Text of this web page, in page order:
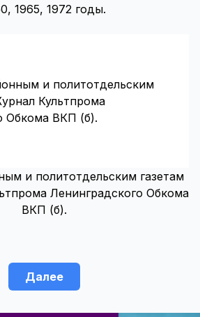
1965, 1972 годы.
и политотдельским газетам
Ленинградского Обкома
ВКП (б).
Далее